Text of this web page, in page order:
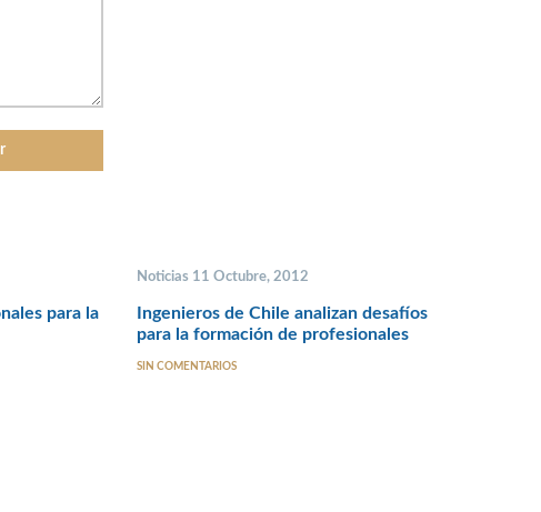
para la
Noticias 11 Octubre, 2012
Ingenieros de Chile analizan desafíos
para la formación de profesionales
SIN COMENTARIOS